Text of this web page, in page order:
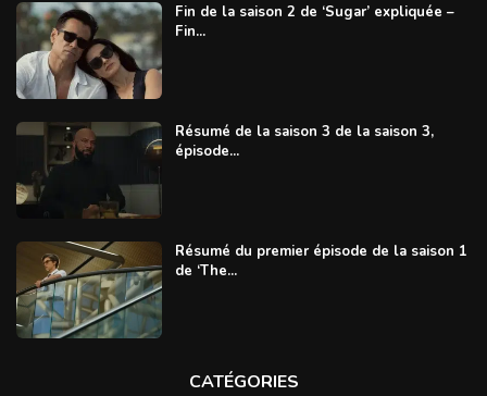
Fin de la saison 2 de ‘Sugar’ expliquée –
Fin...
Résumé de la saison 3 de la saison 3,
épisode...
Résumé du premier épisode de la saison 1
de ‘The...
CATÉGORIES